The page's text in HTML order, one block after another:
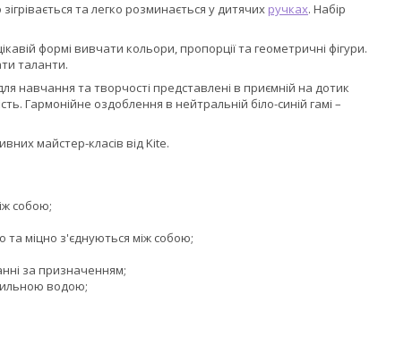
та легко розминається у дитячих ручках. Набір
формі вивчати кольори, пропорції та геометричні фігури.
таланти.
навчання та творчості представлені в приємній на дотик
Гармонійне оздоблення в нейтральній біло-синій гамі –
майстер-класів від Kite.
собою;
та міцно з'єднуються між собою;
за призначенням;
водою;